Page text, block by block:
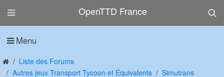
OpenTTD France
Menu
Liste des Forums
Autres jeux Transport Tycoon et Équivalents
Simutrans